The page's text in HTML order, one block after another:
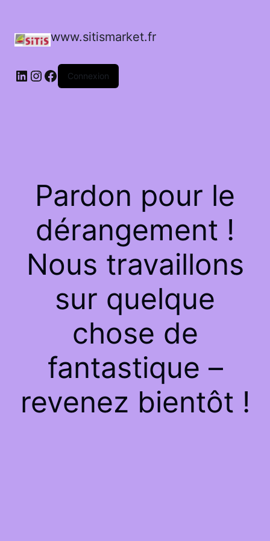
www.sitismarket.fr
LinkedIn
Instagram
Facebook
Connexion
Pardon pour le
dérangement !
Nous travaillons
sur quelque
chose de
fantastique –
revenez bientôt !